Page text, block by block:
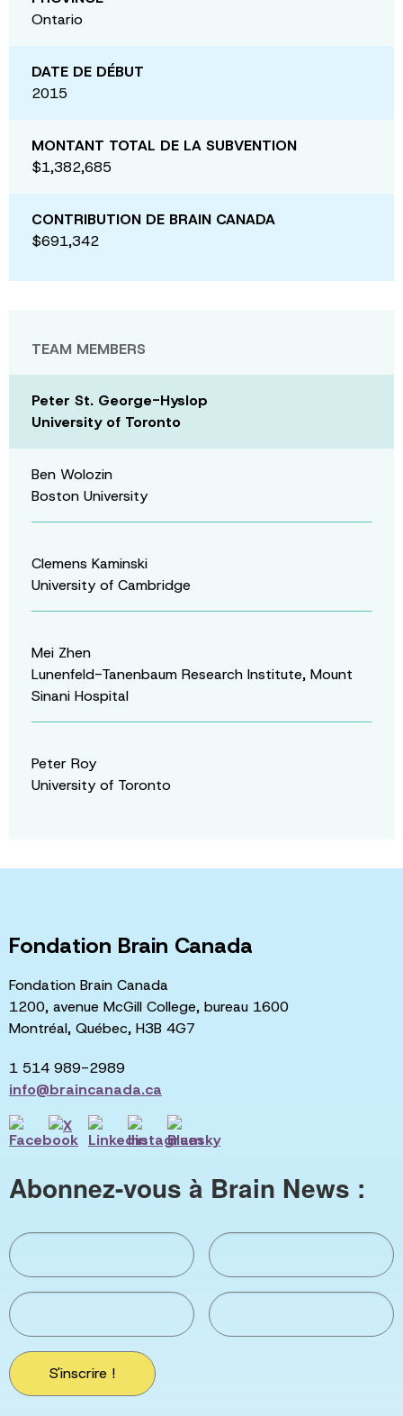
Ontario
DATE DE DÉBUT
2015
MONTANT TOTAL DE LA SUBVENTION
$1,382,685
CONTRIBUTION DE BRAIN CANADA
$691,342
TEAM MEMBERS
Peter St. George-Hyslop
University of Toronto
Ben Wolozin
Boston University
Clemens Kaminski
University of Cambridge
Mei Zhen
Lunenfeld-Tanenbaum Research Institute, Mount
Sinani Hospital
Peter Roy
University of Toronto
Fondation Brain Canada
Fondation Brain Canada
1200, avenue McGill College, bureau 1600
Montréal, Québec, H3B 4G7
1 514 989-2989
info@braincanada.ca
Abonnez-vous à Brain News :
S'inscrire !